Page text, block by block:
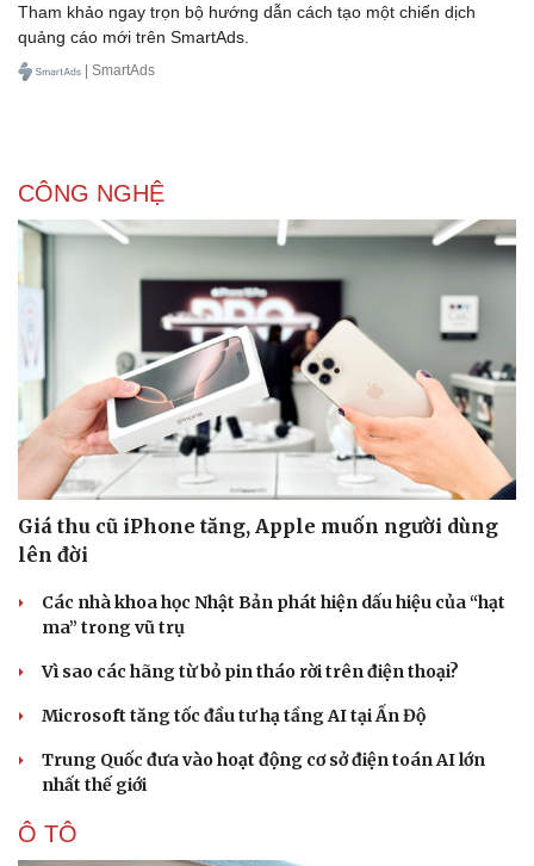
Doanh nghiệp
Thông tin doanh nghiệp
Doanh nhân
Sành điệu
Trải nghiệm
Tham khảo ngay trọn bộ hướng dẫn cách tạo một chiến dịch
quảng cáo mới trên SmartAds.
| SmartAds
CÔNG NGHỆ
Giá thu cũ iPhone tăng, Apple muốn người dùng
lên đời
Các nhà khoa học Nhật Bản phát hiện dấu hiệu của “hạt
ma” trong vũ trụ
Vì sao các hãng từ bỏ pin tháo rời trên điện thoại?
Microsoft tăng tốc đầu tư hạ tầng AI tại Ấn Độ
Trung Quốc đưa vào hoạt động cơ sở điện toán AI lớn
nhất thế giới
Ô TÔ